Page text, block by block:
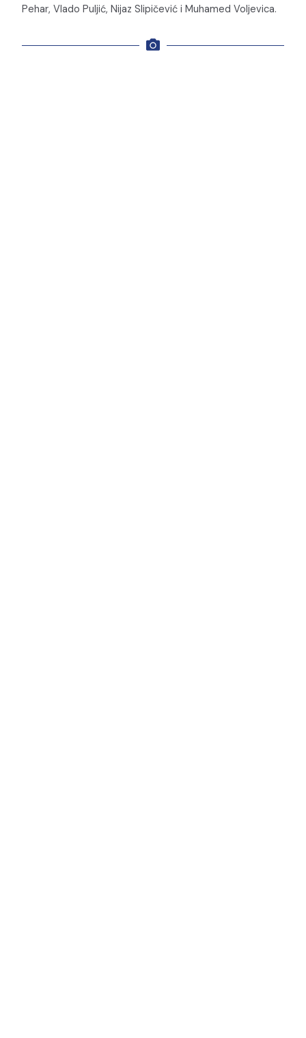
Pehar, Vlado Puljić, Nijaz Slipičević i Muhamed Voljevica.